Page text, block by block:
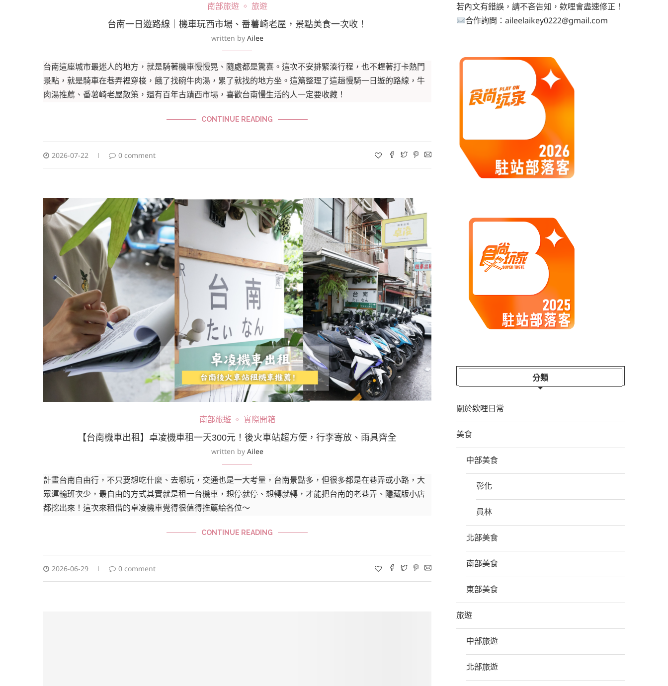
南部旅遊 旅遊
台南一日遊路線｜機車玩西市場、番薯崎老屋，景點美食一次收！
written by Ailee
台南這座城市最迷人的地方，就是騎著機車慢慢晃、隨處都是驚喜。這次不安排緊湊行程，也不趕著打卡熱門
景點，就是騎車在巷弄裡穿梭，餓了找碗牛肉湯，累了就找的地方坐。這篇整理了這趟慢騎一日遊的路線，牛
肉湯推薦、番薯崎老屋散策，還有百年古蹟西市場，喜歡台南慢生活的人一定要收藏！
CONTINUE READING
2026-07-22 0 comment
南部旅遊 實際開箱
【台南機車出租】卓凌機車租一天300元！後火車站超方便，行李寄放、雨具齊全
written by Ailee
計畫台南自由行，不只要想吃什麼、去哪玩，交通也是一大考量，台南景點多，但很多都是在巷弄或小路，大
眾運輸班次少，最自由的方式其實就是租一台機車，想停就停、想轉就轉，才能把台南的老巷弄、隱藏版小店
都挖出來！這次來租借的卓凌機車覺得很值得推薦給各位～
CONTINUE READING
2026-06-29 0 comment
若內文有錯誤，請不吝告知，欸哩會盡速修正！
合作詢問：aileelaikey0222@gmail.com
分類
關於欸哩日常
美食
中部美食
彰化
員林
北部美食
南部美食
東部美食
旅遊
中部旅遊
北部旅遊